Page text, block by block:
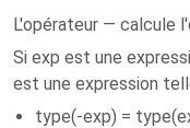
L'opérateur — calcule
Si exp est une
est une expression
type(-exp) =